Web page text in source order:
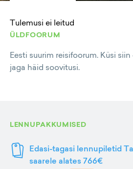
Tulemusi ei leitud
ÜLDFOORUM
Eesti suurim reisifoorum. Küsi
jaga häid soovitusi.
LENNUPAKKUMISED
Edasi-tagasi lennupiletid
saarele alates 766€